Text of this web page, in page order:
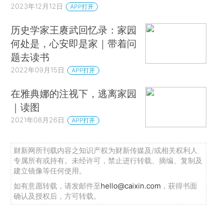
2023年12月12日 APP打开
历史学家王赓武回忆录：家园
何处是，心安即是家｜带着问
题去读书
2022年09月15日 APP打开
在雅典娜的注视下，逃离家园
｜读图
2021年08月26日 APP打开
财新网所刊载内容之知识产权为财新传媒及/或相关权利人
专属所有或持有。未经许可，禁止进行转载、摘编、复制及
建立镜像等任何使用。
如有意愿转载，请发邮件至hello@caixin.com ，获得书面
确认及授权后，方可转载。